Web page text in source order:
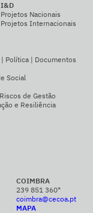
I&D
Projetos Nacionais
Projetos Internacionais
Política | Documentos
Social
de Gestão
e Resiliência
COIMBRA
239 851 360*
coimbra@cecoa.pt
MAPA